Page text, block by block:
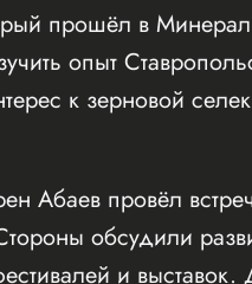
прошёл в
опыт
к зерновой
Абаев провёл
обсудили
и выставок.